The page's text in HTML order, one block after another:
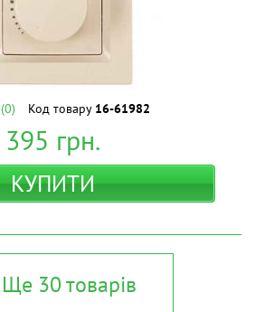
(0) Код товару 16-61982
395 грн.
КУПИТИ
Ще 30 товарів